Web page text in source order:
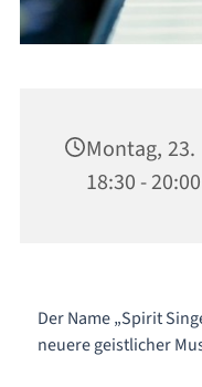
Montag,
18:30 -
Der Name „Spirit
neuere geistlicher